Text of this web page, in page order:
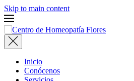
Skip to main content
Inicio
Conócenos